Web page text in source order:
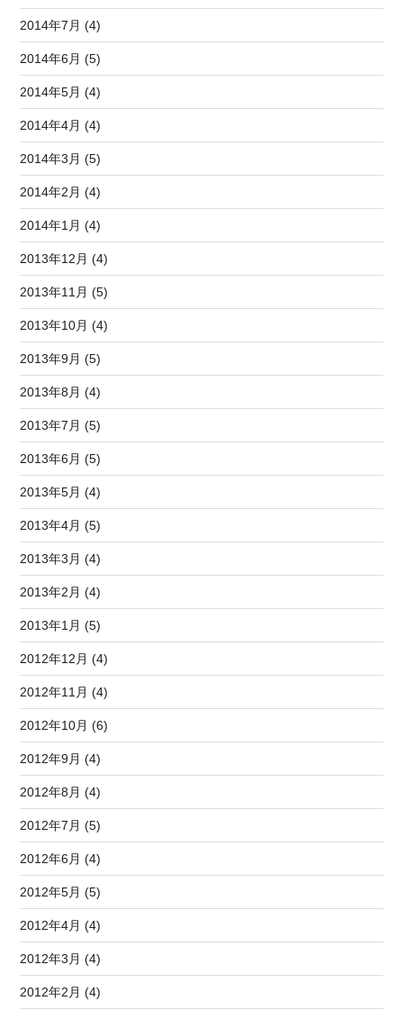
2014年7月 (4)
2014年6月 (5)
2014年5月 (4)
2014年4月 (4)
2014年3月 (5)
2014年2月 (4)
2014年1月 (4)
2013年12月 (4)
2013年11月 (5)
2013年10月 (4)
2013年9月 (5)
2013年8月 (4)
2013年7月 (5)
2013年6月 (5)
2013年5月 (4)
2013年4月 (5)
2013年3月 (4)
2013年2月 (4)
2013年1月 (5)
2012年12月 (4)
2012年11月 (4)
2012年10月 (6)
2012年9月 (4)
2012年8月 (4)
2012年7月 (5)
2012年6月 (4)
2012年5月 (5)
2012年4月 (4)
2012年3月 (4)
2012年2月 (4)